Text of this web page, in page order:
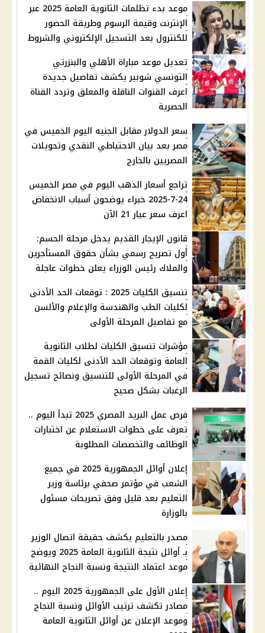
موعد بدء تظلمات الثانوية العامة 2025 عبر
الإنترنت وقيمة الرسوم وطريقة الحضور
للكنترول بعد التسجيل الإلكتروني والشروط
تعديل موعد مباراة الأهلي والبنزرتي
التونسي شوبير يكشف تفاصيل جديدة
اعرف القنوات الناقلة والمعلق وتردد القناة
الحصرية
سعر الدولار مقابل الجنيه اليوم الخميس في
مصر بعد بيان الاحتياطي النقدي وتحويلات
المصريين بالخارج
تراجع أسعار الذهب اليوم في مصر الخميس
24-7-2025 خبراء يوضحون أسباب الانخفاض
اعرف سعر عيار 21 الآن
قانون الإيجار القديم يدخل مرحلة الحسم:
أول تصريح رسمي بشأن حقوق المستأجرين
والملاك رئيس الوزراء يعلن خطوات عاجلة
تنسيق الكليات 2025 : توقعات الحد الأدنى
لكليات الطب والهندسة والإعلام والألسن
مع تفاصيل المرحلة الأولى
مؤشرات تنسيق الكليات لطلاب الثانوية
العامة وتوقعات الحد الأدنى لكليات القمة
في المرحلة الأولى للتنسيق ونصائح تسجيل
الرغبات بشكل صحيح
فرص عمل البريد المصري 2025 تبدأ اليوم ..
تعرف على خطوات الاستعلام عن اختبارات
الوظائف والتخصصات المطلوبة
إعلان أوائل الجمهورية 2025 في جميع
الشعب في مؤتمر صحفي برئاسة وزير
التعليم بعد قليل وفق تصريحات مسئول
بالوزارة
مصدر بالتعليم يكشف حقيقة اتصال الوزير
بـ أوائل نتيجة الثانوية العامة 2025 ويوضح
موعد اعتماد النتيجة ونسبة النجاح النهائية
إعلان الأول على الجمهورية 2025 اليوم ..
مصادر تكشف ترتيب الأوائل ونسبة النجاح
وموعد الإعلان عن أوائل الثانوية العامة